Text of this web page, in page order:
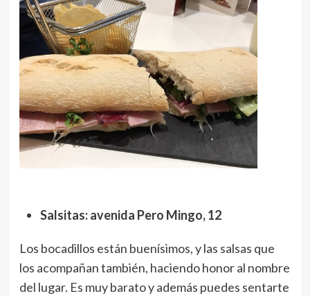
Salsitas: avenida Pero Mingo, 12
Los bocadillos están buenísimos, y las salsas que
los acompañan también, haciendo honor al nombre
del lugar. Es muy barato y además puedes sentarte